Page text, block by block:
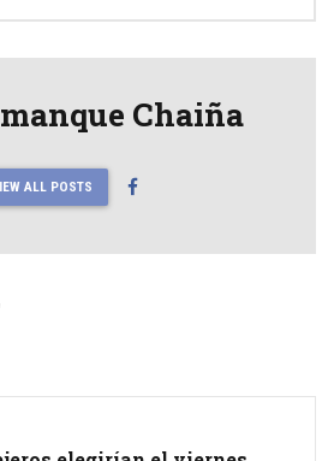
Chaiña
ALL POSTS